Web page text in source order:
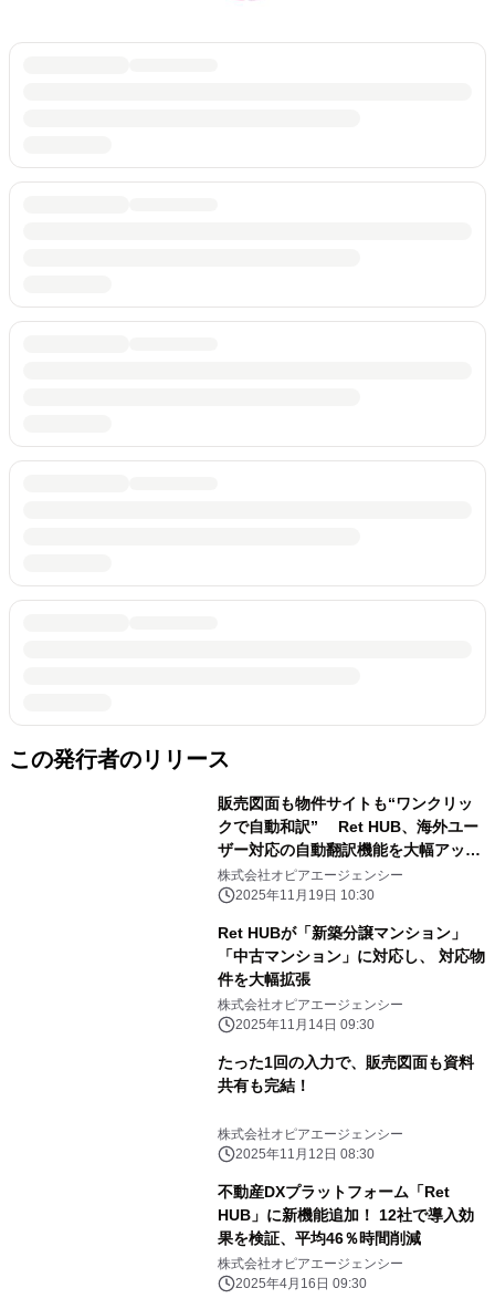
この発行者のリリース
販売図面も物件サイトも“ワンクリッ
クで自動和訳” Ret HUB、海外ユー
ザー対応の自動翻訳機能を大幅アップ
デート
株式会社オピアエージェンシー
2025年11月19日 10:30
Ret HUBが「新築分譲マンション」
「中古マンション」に対応し、 対応物
件を大幅拡張
株式会社オピアエージェンシー
2025年11月14日 09:30
たった1回の入力で、販売図面も資料
共有も完結！
株式会社オピアエージェンシー
2025年11月12日 08:30
不動産DXプラットフォーム「Ret
HUB」に新機能追加！ 12社で導入効
果を検証、平均46％時間削減
株式会社オピアエージェンシー
2025年4月16日 09:30